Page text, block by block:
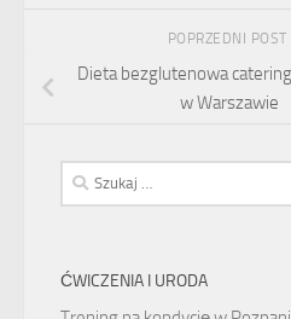
POPRZEDNI POST
Dieta bezglutenowa
w Warszawie
Szukaj:
ĆWICZENIA I URODA